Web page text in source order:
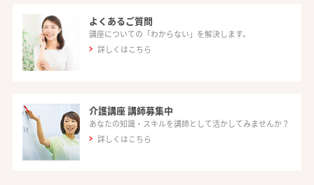
よくあるご質問
講座についての「わからない」を解決します。
詳しくはこちら
介護講座 講師募集中
あなたの知識・スキルを講師として活かしてみませんか？
詳しくはこちら